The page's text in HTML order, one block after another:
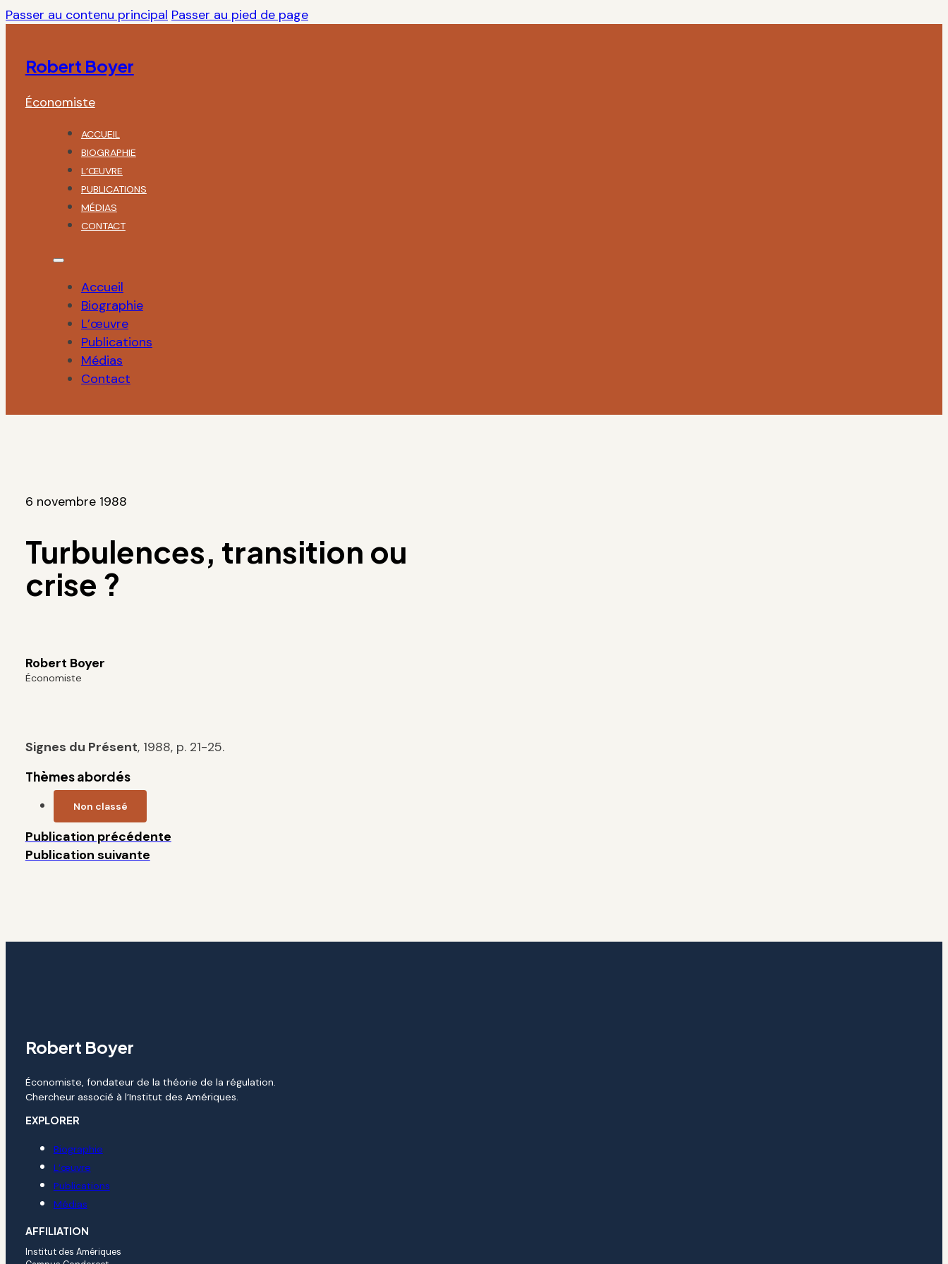
Passer au contenu principal Passer au pied de page
Robert Boyer
Économiste
ACCUEIL
BIOGRAPHIE
L’ŒUVRE
PUBLICATIONS
MÉDIAS
CONTACT
Accueil
Biographie
L’œuvre
Publications
Médias
Contact
6 novembre 1988
Turbulences, transition ou
crise ?
Robert Boyer
Économiste
Signes du Présent, 1988, p. 21-25.
Thèmes abordés
Non classé
Publication précédente
Publication suivante
Robert Boyer
Économiste, fondateur de la théorie de la régulation.
Chercheur associé à l’Institut des Amériques.
EXPLORER
Biographie
L’œuvre
Publications
Médias
AFFILIATION
Institut des Amériques